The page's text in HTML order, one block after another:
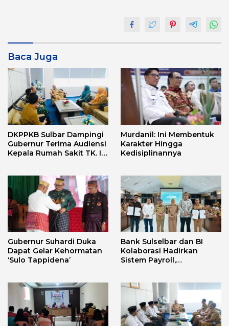
Baca Juga
DKPPKB Sulbar Dampingi
Gubernur Terima Audiensi
Kepala Rumah Sakit TK. III
Murdanil: Ini Membentuk
Karakter Hingga
Kedisiplinannya
Gubernur Suhardi Duka
Dapat Gelar Kehormatan
‘Sulo Tappidena’
Bank Sulselbar dan BI
Kolaborasi Hadirkan
Sistem Payroll,
Keuangan Secara
Elektronik